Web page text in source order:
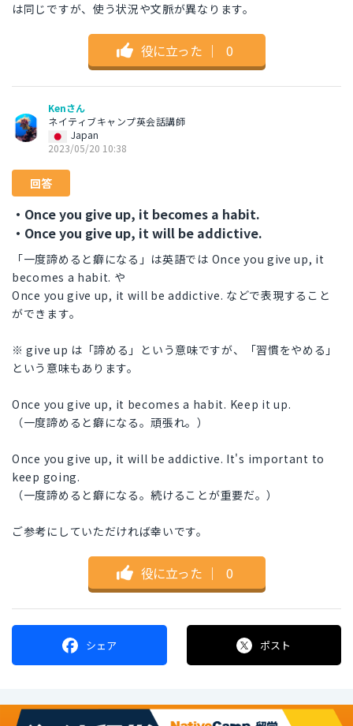
は同じですが、使う状況や文脈が異なります。
役に立った ｜ 0
Kenさん
ネイティブキャンプ英会話講師
Japan
2023/05/20 10:38
回答
・Once you give up, it becomes a habit.
・Once you give up, it will be addictive.
「一度諦めると癖になる」は英語では Once you give up, it
becomes a habit. や
Once you give up, it will be addictive. などで表現すること
ができます。
※ give up は「諦める」という意味ですが、「習慣をやめる」
という意味もあります。
Once you give up, it becomes a habit. Keep it up.
（一度諦めると癖になる。頑張れ。）
Once you give up, it will be addictive. It's important to
keep going.
（一度諦めると癖になる。続けることが重要だ。）
ご参考にしていただければ幸いです。
役に立った ｜ 0
シェア ポスト